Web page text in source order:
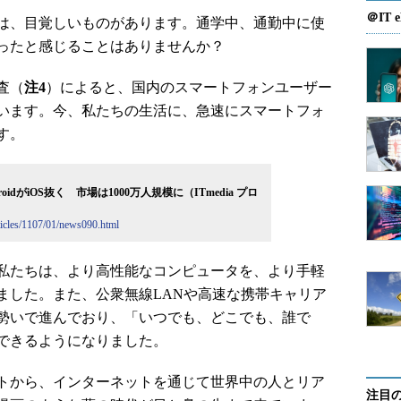
目覚しいものがあります。通学中、通勤中に使
たと感じることはありませんか？
（注4）によると、国内のスマートフォンユーザー
ます。今、私たちの生活に、急速にスマートフォ
。
がiOS抜く 市場は1000万人規模に（ITmedia プロ
1107/01/news090.html
ちは、より高性能なコンピュータを、より手軽
した。また、公衆無線LANや高速な携帯キャリア
いで進んでおり、「いつでも、どこでも、誰で
るようになりました。
ら、インターネットを通じて世界中の人とリア
＠IT
注目